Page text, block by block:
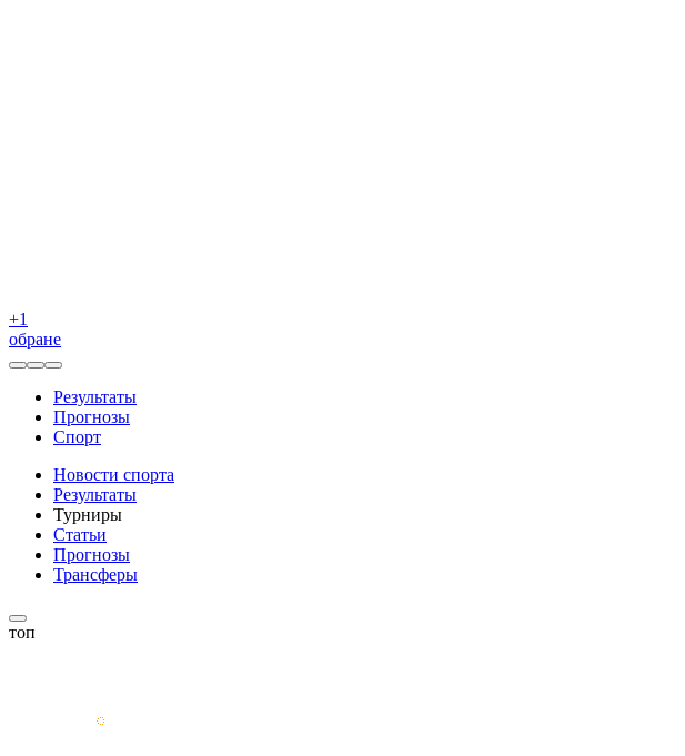
+1
обране
Результаты
Прогнозы
Спорт
Новости спорта
Результаты
Турниры
Статьи
Прогнозы
Трансферы
топ